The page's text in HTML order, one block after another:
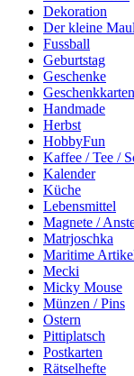
Dekoration
Der kleine
Fussball
Geburtstag
Geschenke
Geschenkkarten
Handmade
Herbst
HobbyFun
Kaffee / Tee /
Kalender
Küche
Lebensmittel
Magnete /
Matrjoschka
Maritime
Mecki
Micky Mouse
Münzen / Pins
Ostern
Pittiplatsch
Postkarten
Rätselhefte